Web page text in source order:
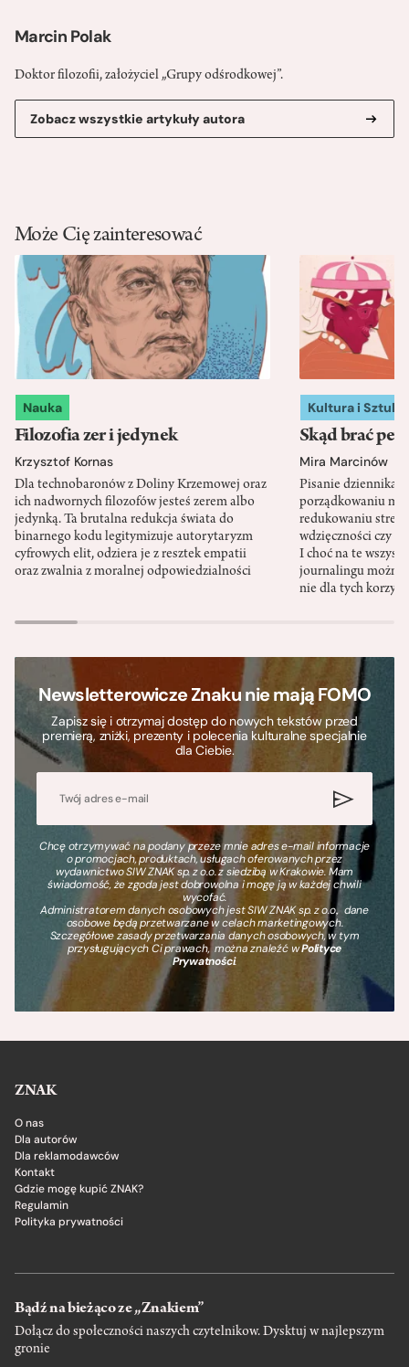
Marcin Polak
Doktor filozofii, założyciel „Grupy odśrodkowej”.
Zobacz wszystkie artykuły autora
Może Cię zainteresować
Nauka
Filozofia zer i jedynek
Krzysztof Kornas
Dla technobaronów z Doliny Krzemowej oraz
ich nadwornych filozofów jesteś zerem albo
jedynką. Ta brutalna redukcja świata do
binarnego kodu legitymizuje autorytaryzm
cyfrowych elit, odziera je z resztek empatii
oraz zwalnia z moralnej odpowiedzialności
Kultura i Sztuka
Skąd brać
Mira Marcinów
Pisanie dziennika
porządkowaniu
redukowaniu
wdzięczności czy
I choć na te
journalingu można
nie dla tych
Newsletterowicze Znaku nie mają FOMO
Zapisz się i otrzymaj dostęp do nowych tekstów przed
premierą, zniżki, prezenty i polecenia kulturalne specjalnie
dla Ciebie.
Chcę otrzymywać na podany przeze mnie adres e-mail informacje
o promocjach, produktach, usługach oferowanych przez
wydawnictwo SIW ZNAK sp. z o.o. z siedzibą w Krakowie. Mam
świadomość, że zgoda jest dobrowolna i mogę ją w każdej chwili
wycofać.
Administratorem danych osobowych jest SIW ZNAK sp. z o.o., dane
osobowe będą przetwarzane w celach marketingowych.
Szczegółowe zasady przetwarzania danych osobowych, w tym
przysługujących Ci prawach, można znaleźć wPolityce
Prywatności.
ZNAK
O nas
Dla autorów
Dla reklamodawców
Kontakt
Gdzie mogę kupić ZNAK?
Regulamin
Polityka prywatności
Bądź na bieżąco ze „Znakiem”
Dołącz do społeczności naszych czytelnikow. Dysktuj w najlepszym
gronie